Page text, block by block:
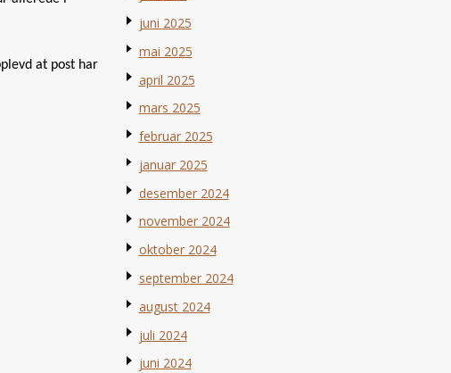
at post har
juni 2025
mai 2025
april 2025
mars 2025
februar 2025
januar 2025
desember 2024
november 2024
oktober 2024
september 2024
august 2024
juli 2024
juni 2024